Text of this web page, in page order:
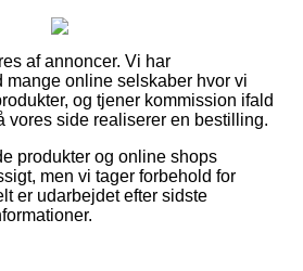
af annoncer. Vi har
mange online selskaber hvor vi
og tjener kommission ifald
vores side realiserer en bestilling.
produkter og online shops
men vi tager forbehold for
er udarbejdet efter sidste